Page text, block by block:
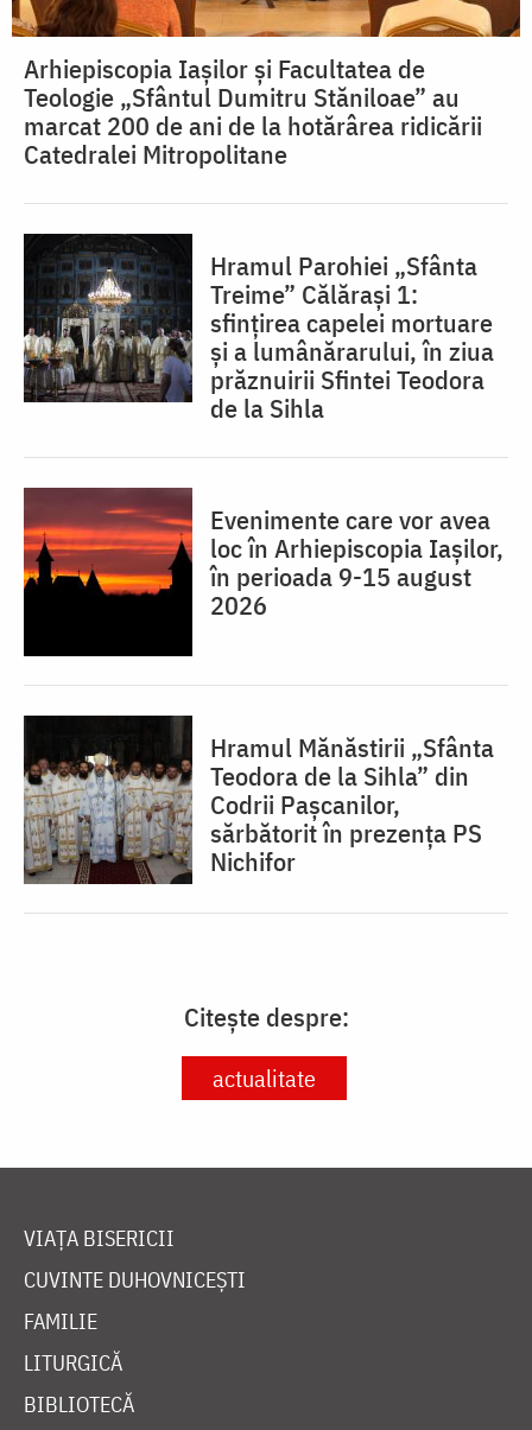
Arhiepiscopia Iașilor și Facultatea de
Teologie „Sfântul Dumitru Stăniloae” au
marcat 200 de ani de la hotărârea ridicării
Catedralei Mitropolitane
Hramul Parohiei „Sfânta
Treime” Călărași 1:
sfințirea capelei mortuare
și a lumânărarului, în ziua
prăznuirii Sfintei Teodora
de la Sihla
Evenimente care vor avea
loc în Arhiepiscopia Iaşilor,
în perioada 9-15 august
2026
Hramul Mănăstirii „Sfânta
Teodora de la Sihla” din
Codrii Pașcanilor,
sărbătorit în prezența PS
Nichifor
Citește despre:
actualitate
VIAȚA BISERICII
CUVINTE DUHOVNICEȘTI
FAMILIE
LITURGICĂ
BIBLIOTECĂ